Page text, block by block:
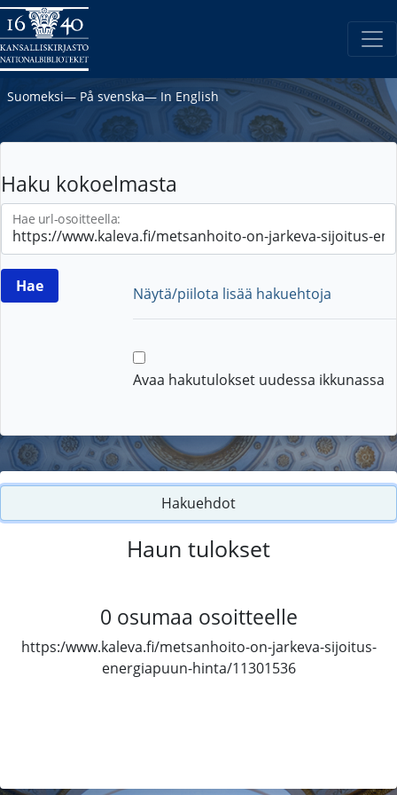
Suomeksi― På svenska― In English
Haku kokoelmasta
Hae url-osoitteella:
Näytä/piilota lisää hakuehtoja
Avaa hakutulokset uudessa ikkunassa
Hakuehdot
Haun tulokset
0 osumaa osoitteelle
https:/www.kaleva.fi/metsanhoito-on-jarkeva-sijoitus-
energiapuun-hinta/11301536